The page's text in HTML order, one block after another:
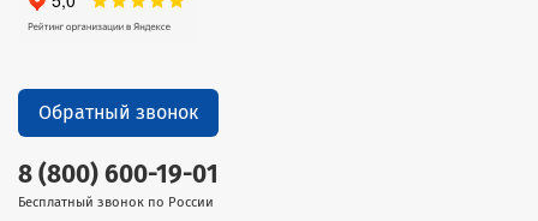
8 (800) 600-19-01
Бесплатный звонок по России
Обратный звонок